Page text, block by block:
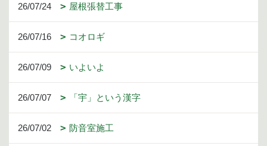
26/07/24 屋根張替工事
26/07/16 コオロギ
26/07/09 いよいよ
26/07/07 「宇」という漢字
26/07/02 防音室施工